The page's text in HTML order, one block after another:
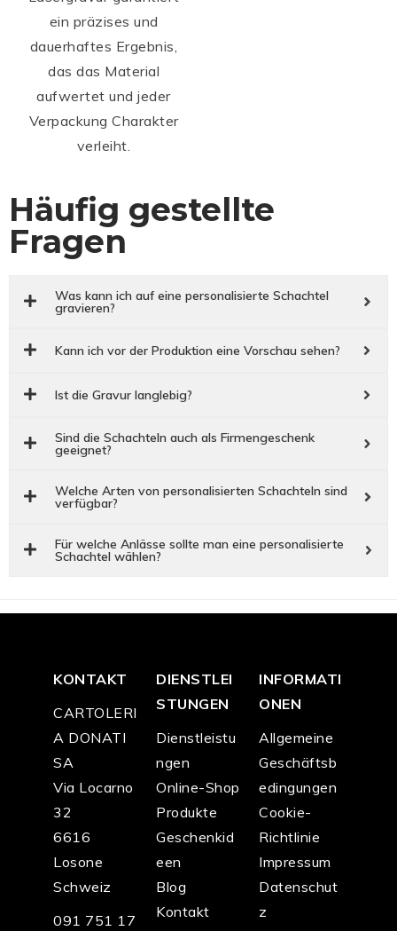
ein präzises und
dauerhaftes Ergebnis,
das das Material
aufwertet und jeder
Verpackung Charakter
verleiht.
Häufig gestellte
Fragen
Was kann ich auf eine personalisierte Schachtel
gravieren?
Kann ich vor der Produktion eine Vorschau sehen?
Ist die Gravur langlebig?
Sind die Schachteln auch als Firmengeschenk
geeignet?
Welche Arten von personalisierten Schachteln sind
verfügbar?
Für welche Anlässe sollte man eine personalisierte
Schachtel wählen?
KONTAKT
CARTOLERI
A DONATI
SA
Via Locarno
32
6616
Losone
Schweiz
091 751 17
DIENSTLEI
STUNGEN
Dienstleistu
ngen
Online-Shop
Produkte
Geschenkid
een
Blog
Kontakt
INFORMATI
ONEN
Allgemeine
Geschäftsb
edingungen
Cookie-
Richtlinie
Impressum
Datenschut
z